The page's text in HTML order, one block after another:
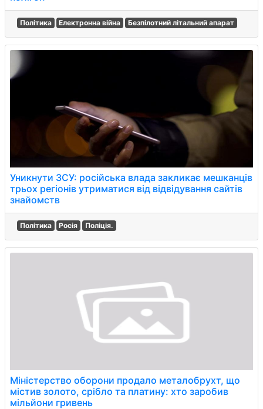
Політика Електронна війна Безпілотний літальний апарат
Уникнути ЗСУ: російська влада закликає мешканців
трьох регіонів утриматися від відвідування сайтів
знайомств
Політика Росія Поліція.
Міністерство оборони продало металобрухт, що
містив золото, срібло та платину: хто заробив
мільйони гривень